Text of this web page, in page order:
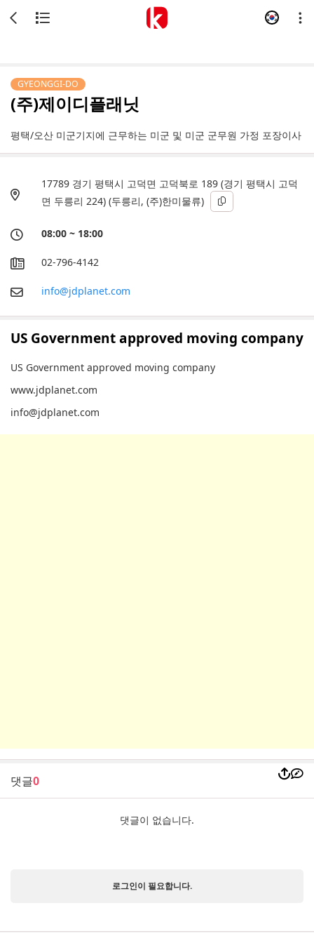
GYEONGGI-DO
(주)제이디플래닛
평택/오산 미군기지에 근무하는 미군 및 미군 군무원 가정 포장이사
17789 경기 평택시 고덕면 고덕북로 189 (경기 평택시 고덕
면 두릉리 224) (두릉리, (주)한미물류)
08:00 ~ 18:00
02-796-4142
info@jdplanet.com
US Government approved moving company
US Government approved moving company
www.jdplanet.com
info@jdplanet.com
댓글0
댓글이 없습니다.
로그인이 필요합니다.